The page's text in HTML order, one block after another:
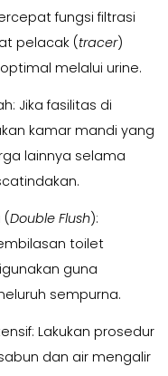
fungsi filtrasi
pelacak (tracer)
melalui urine.
Jika fasilitas di
kamar mandi yang
lainnya selama
(Double Flush):
toilet
guna
sempurna.
Lakukan prosedur
dan air mengalir